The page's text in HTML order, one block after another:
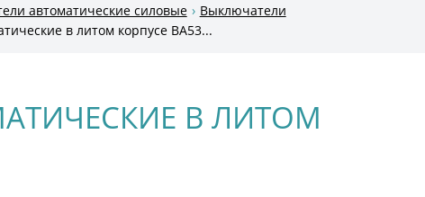
автоматические силовые
Выключатели
в литом корпусе ВА53...
В ЛИТОМ